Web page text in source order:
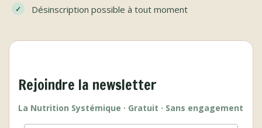
Désinscription possible à tout moment
Rejoindre la newsletter
La Nutrition Systémique · Gratuit · Sans engagement